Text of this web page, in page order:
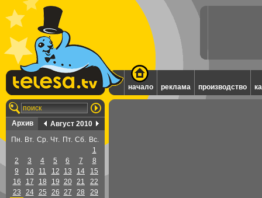
начало реклама производство
Архив
Август 2010
Пн. Вт. Ср. Чт. Пт. Сб. Вс.
1
2
3 4 5 6 7
8
9
10 11 12 13 14
15
16
17 18 19 20 21
22
23
24 25 26 27 28
29